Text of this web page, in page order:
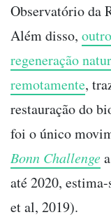
Observatório da
Além disso,
regeneração
remotamente,
restauração do
foi o único
Bonn Challenge
até 2020,
et al, 2019).